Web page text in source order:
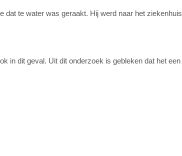
dat te water was geraakt. Hij werd naar het ziekenhuis
in dit geval. Uit dit onderzoek is gebleken dat het een